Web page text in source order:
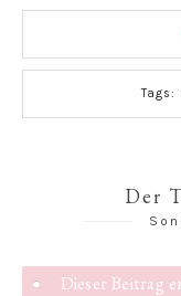
Tags:
Der
Dieser Beitrag